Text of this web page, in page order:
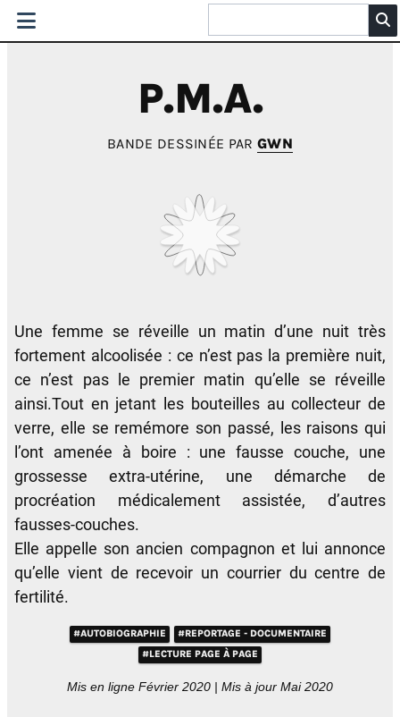
P.M.A.
BANDE DESSINÉE PARGWN
Une femme se réveille un matin d’une nuit très
fortement alcoolisée : ce n’est pas la première nuit,
ce n’est pas le premier matin qu’elle se réveille
ainsi.Tout en jetant les bouteilles au collecteur de
verre, elle se remémore son passé, les raisons qui
l’ont amenée à boire : une fausse couche, une
grossesse extra-utérine, une démarche de
procréation médicalement assistée, d’autres
fausses-couches.
Elle appelle son ancien compagnon et lui annonce
qu’elle vient de recevoir un courrier du centre de
fertilité.
#AUTOBIOGRAPHIE
#REPORTAGE - DOCUMENTAIRE
#LECTURE PAGE À PAGE
Mis en ligne Février 2020 | Mis à jour Mai 2020